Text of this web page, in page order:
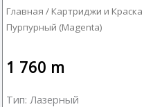
Главная / Картриджи и Краска
Пурпурный (Magenta)
1 760 m
Тип: Лазерный